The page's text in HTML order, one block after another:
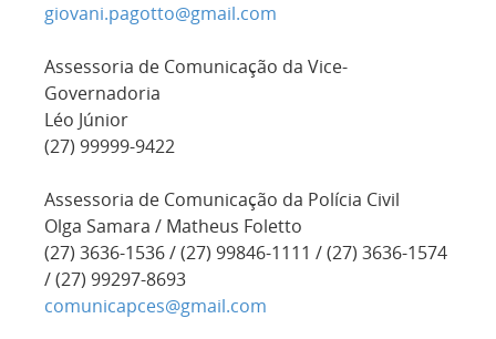
giovani.pagotto@gmail.com
Assessoria de Comunicação da Vice-
Governadoria
Léo Júnior
(27) 99999-9422
Assessoria de Comunicação da Polícia Civil
Olga Samara / Matheus Foletto
(27) 3636-1536 / (27) 99846-1111 / (27) 3636-1574
/ (27) 99297-8693
comunicapces@gmail.com